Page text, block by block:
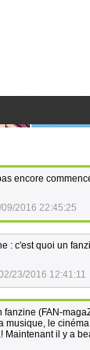
encore
2016 22:45:25
: c'est quoi un
23/2016 12:41:11
fanzine (FAN-
musique, le
Maintenant il y a